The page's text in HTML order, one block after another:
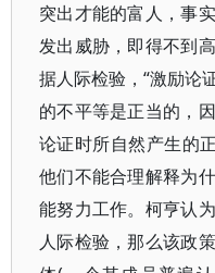
突出才能的富人，事
发出威胁，即得不到
据人际检验，“激励论
的不平等是正当的，
论证时所自然产生的
他们不能合理解释为
能努力工作。柯亨认
人际检验，那么该政